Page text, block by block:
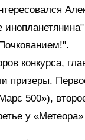
конкурса,
призеры.
500»),
у